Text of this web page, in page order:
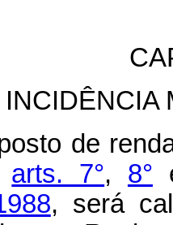
INCIDÊNCIA
de
arts. 7°, 8°
, será